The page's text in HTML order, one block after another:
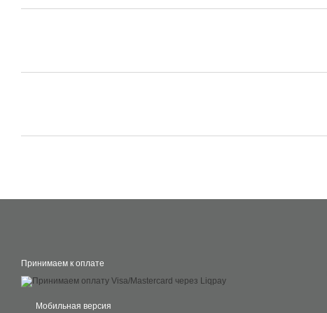
Принимаем к оплате
Мобильная версия